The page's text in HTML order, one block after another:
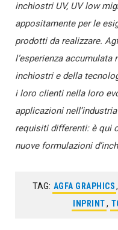
inchiostri UV, UV low
appositamente per le
prodotti da realizzare.
l’esperienza
inchiostri e della
i loro clienti nella loro
applicazioni
requisiti differenti: è qui
nuove formulazioni
TAG: AGFA GRAPHICS,
INPRINT,